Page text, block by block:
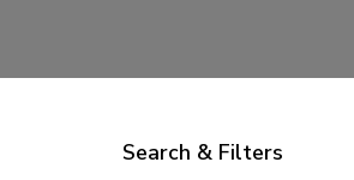
Search & Filters